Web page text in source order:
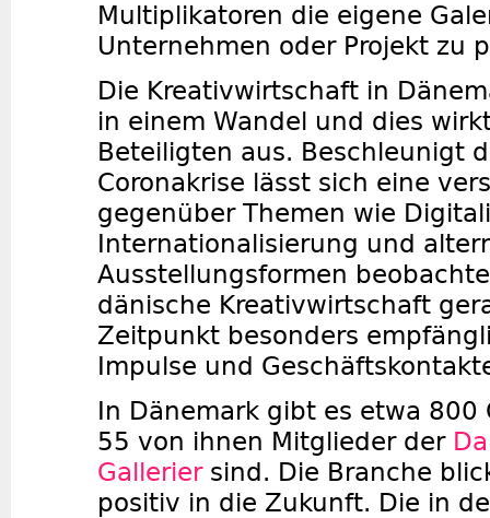
Multiplikatoren die eigene
Unternehmen oder Projekt zu
Die Kreativwirtschaft in
in einem Wandel und dies
Beteiligten aus. Beschleunigt
Coronakrise lässt sich eine
gegenüber Themen wie
Internationalisierung und
Ausstellungsformen
dänische Kreativwirtschaft
Zeitpunkt besonders
Impulse und
In Dänemark gibt es etwa 800
55 von ihnen Mitglieder der
Galleriersind. Die Branche
positiv in die Zukunft. Die in